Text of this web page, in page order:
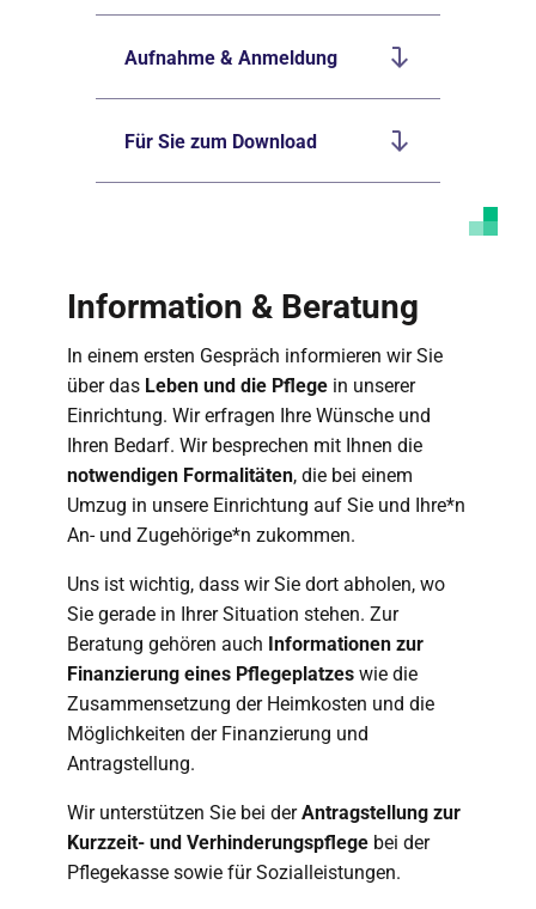
Aufnahme & Anmeldung
Für Sie zum Download
Information & Beratung
In einem ersten Gespräch informieren wir Sie
über das Leben und die Pflege in unserer
Einrichtung. Wir erfragen Ihre Wünsche und
Ihren Bedarf. Wir besprechen mit Ihnen die
notwendigen Formalitäten, die bei einem
Umzug in unsere Einrichtung auf Sie und Ihre*n
An- und Zugehörige*n zukommen.
Uns ist wichtig, dass wir Sie dort abholen, wo
Sie gerade in Ihrer Situation stehen. Zur
Beratung gehören auch Informationen zur
Finanzierung eines Pflegeplatzes wie die
Zusammensetzung der Heimkosten und die
Möglichkeiten der Finanzierung und
Antragstellung.
Wir unterstützen Sie bei derAntragstellung zur
Kurzzeit- und Verhinderungspflege bei der
Pflegekasse sowie für Sozialleistungen.